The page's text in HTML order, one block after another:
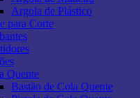
Argola de Plástico
para Corte
Quente
Bastão de Cola Quente